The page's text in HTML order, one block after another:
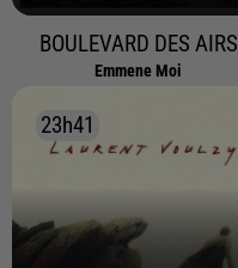
BOULEVARD DES AIRS
Emmene Moi
23h41
23h41